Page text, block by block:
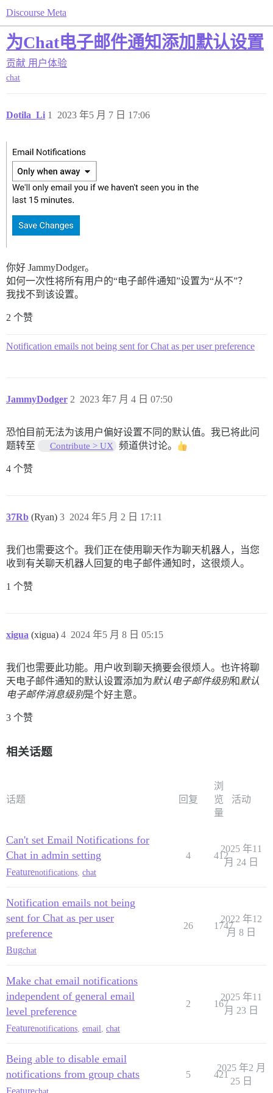
Discourse Meta
为Chat电子邮件通知添加默认设置
贡献 用户体验
chat
Dotila_Li 2023 年5 月 7 日 17:06
1
你好 JammyDodger。
如何一次性将所有用户的“电子邮件通知”设置为“从不”？
我找不到该设置。
2 个赞
Notification emails not being sent for Chat as per user preference
JammyDodger 2023 年7 月 4 日 07:50
2
恐怕目前无法为该用户偏好设置不同的默认值。我已将此问
题转至
Contribute > UX 频道供讨论。
4 个赞
37Rb (Ryan) 2024 年5 月 2 日 17:11
3
我们也需要这个。我们正在使用聊天作为聊天机器人，当您
收到有关聊天机器人回复的电子邮件通知时，这很烦人。
1 个赞
xigua (xigua) 2024 年5 月 8 日 05:15
4
我们也需要此功能。用户收到聊天摘要会很烦人。也许将聊
天电子邮件通知的默认设置添加为默认电子邮件级别和默认
电子邮件消息级别是个好主意。
3 个赞
相关话题
话题 回复
浏
览
量
活动
Can't set Email Notifications for
Chat in admin setting
Featurenotifications chat
4 412
2025 年11
月 24 日
Notification emails not being
sent for Chat as per user
preference
Bugchat
26 1747
2022 年12
月 8 日
Make chat email notifications
independent of general email
level preference
Featurenotifications email chat
2 167
2025 年11
月 23 日
Being able to disable email
notifications from group chats
5 421
2025 年2 月
25 日